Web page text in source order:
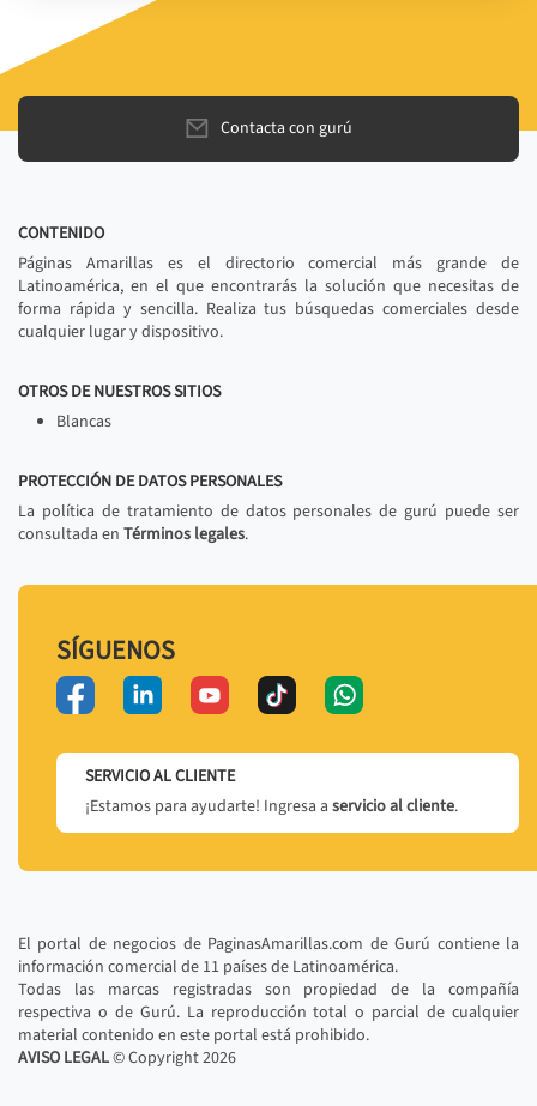
Contacta con gurú
CONTENIDO
Páginas Amarillas es el directorio comercial más grande de
Latinoamérica, en el que encontrarás la solución que necesitas de
forma rápida y sencilla. Realiza tus búsquedas comerciales desde
cualquier lugar y dispositivo.
OTROS DE NUESTROS SITIOS
Blancas
PROTECCIÓN DE DATOS PERSONALES
La política de tratamiento de datos personales de gurú puede ser
consultada en Términos legales.
SÍGUENOS
SERVICIO AL CLIENTE
¡Estamos para ayudarte! Ingresa a servicio al cliente.
El portal de negocios de PaginasAmarillas.com de Gurú contiene la
información comercial de 11 países de Latinoamérica.
Todas las marcas registradas son propiedad de la compañía
respectiva o de Gurú. La reproducción total o parcial de cualquier
material contenido en este portal está prohibido.
AVISO LEGAL© Copyright2026